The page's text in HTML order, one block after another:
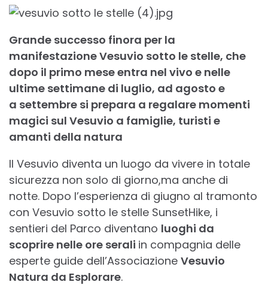
Grande successo finora per la
manifestazione Vesuvio sotto le stelle, che
dopo il primo mese entra nel vivo e nelle
ultime settimane di luglio, ad agosto e
a settembre si prepara a regalare momenti
magici sul Vesuvio a famiglie, turisti e
amanti della natura
Il Vesuvio diventa un luogo da vivere in totale
sicurezza non solo di giorno,ma anche di
notte. Dopo l’esperienza di giugno al tramonto
con Vesuvio sotto le stelle SunsetHike, i
sentieri del Parco diventano luoghi da
scoprire nelle ore serali in compagnia delle
esperte guide dell’Associazione Vesuvio
Natura da Esplorare.